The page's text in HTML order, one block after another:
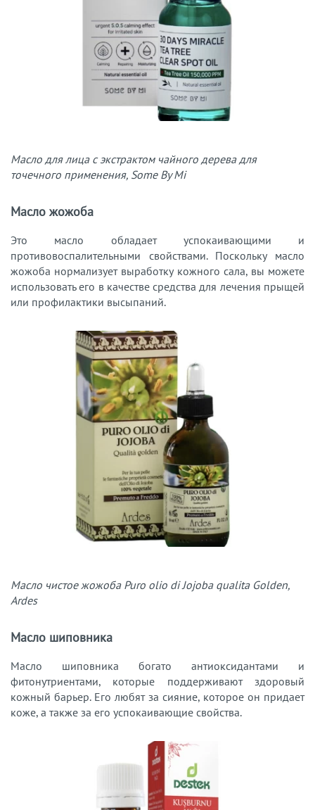
Масло для лица с экстрактом чайного дерева для
точечного применения, Some By Mi
Масло жожоба
Это масло обладает успокаивающими и
противовоспалительными свойствами. Поскольку масло
жожоба нормализует выработку кожного сала, вы можете
использовать его в качестве средства для лечения прыщей
или профилактики высыпаний.
Масло чистое жожоба Puro olio di Jojoba qualita Golden,
Ardes
Масло шиповника
Масло шиповника богато антиоксидантами и
фитонутриентами, которые поддерживают здоровый
кожный барьер. Его любят за сияние, которое он придает
коже, а также за его успокаивающие свойства.